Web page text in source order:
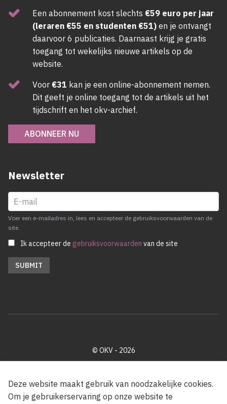
Een abonnement kost slechts €59 euro per jaar
(leraren €55 en studenten €51) en je ontvangt
daarvoor 6 publicaties. Daarnaast krijg je gratis
toegang tot wekelijks nieuwe artikels op de
website.
Voor €31 kan je een online-abonnement nemen.
Dit geeft je online toegang tot de artikels uit het
tijdschrift en het okv-archief.
ABONNEER NU
Newsletter
Voer een e-mailadres in, lees en accepteer de gebruiksvoorwaarden van de
site.
Ik accepteer de gebruiksvoorwaarden van de site
© OKV - 2026
Deze website maakt gebruik van noodzakelijke cookies.
Om je gebruikerservaring op onze website te